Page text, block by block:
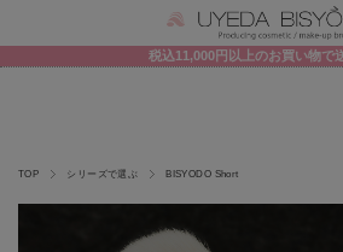
税込11,000円以上のお買い物で
TOP シリーズで選ぶ BISYODO Short